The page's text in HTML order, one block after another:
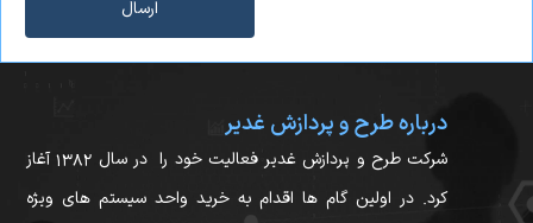
ارسال
درباره طرح و پردازش غدیر
شرکت طرح و پردازش غدیر فعالیت خود را در سال ۱۳۸۲ آغاز
کرد. در اولین گام ها اقدام به خرید واحد سیستم های ویژه